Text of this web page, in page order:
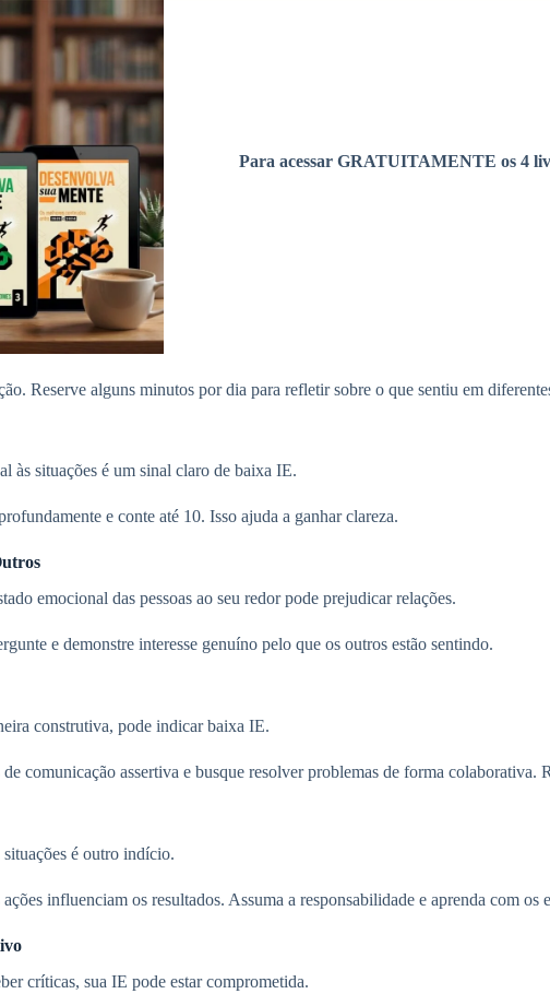
Para acessar GRATUITAMENTE os 4
Reserve alguns minutos por dia para refletir sobre o que sentiu em
às situações é um sinal claro de baixa IE.
e conte até 10. Isso ajuda a ganhar clareza.
emocional das pessoas ao seu redor pode prejudicar relações.
e demonstre interesse genuíno pelo que os outros estão sentindo.
construtiva, pode indicar baixa IE.
comunicação assertiva e busque resolver problemas de forma colaborativa.
é outro indício.
influenciam os resultados. Assuma a responsabilidade e aprenda com os
críticas, sua IE pode estar comprometida.